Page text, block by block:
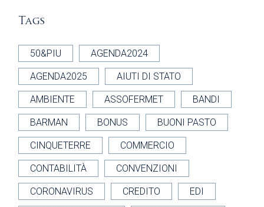
Tags
50&PIU AGENDA2024
AGENDA2025 AIUTI DI STATO
AMBIENTE ASSOFERMET BANDI
BARMAN BONUS BUONI PASTO
CINQUETERRE COMMERCIO
CONTABILITÀ CONVENZIONI
CORONAVIRUS CREDITO EDI